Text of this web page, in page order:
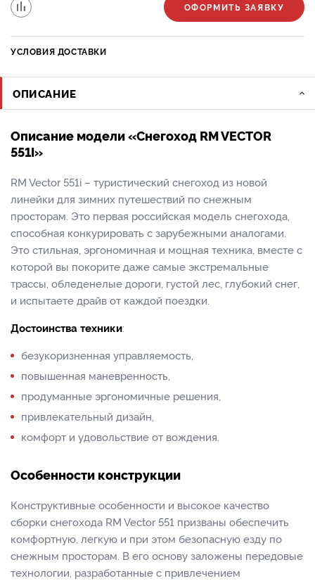
ОФОРМИТЬ ЗАЯВКУ
УСЛОВИЯ ДОСТАВКИ
ОПИСАНИЕ
Описание модели «Снегоход RM VECTOR
551I»
RM Vector 551i – туристический снегоход из новой
линейки для зимних путешествий по снежным
просторам. Это первая российская модель снегохода,
способная конкурировать с зарубежными аналогами.
Это стильная, эргономичная и мощная техника, вместе с
которой вы покорите даже самые экстремальные
трассы, обледенелые дороги, густой лес, глубокий снег,
и испытаете драйв от каждой поездки.
Достоинства техники:
безукоризненная управляемость,
повышенная маневренность,
продуманные эргономичные решения,
привлекательный дизайн,
комфорт и удовольствие от вождения.
Особенности конструкции
Конструктивные особенности и высокое качество
сборки снегохода RM Vector 551 призваны обеспечить
комфортную, легкую и при этом безопасную езду по
снежным просторам. В его основу заложены передовые
технологии, разработанные с привлечением